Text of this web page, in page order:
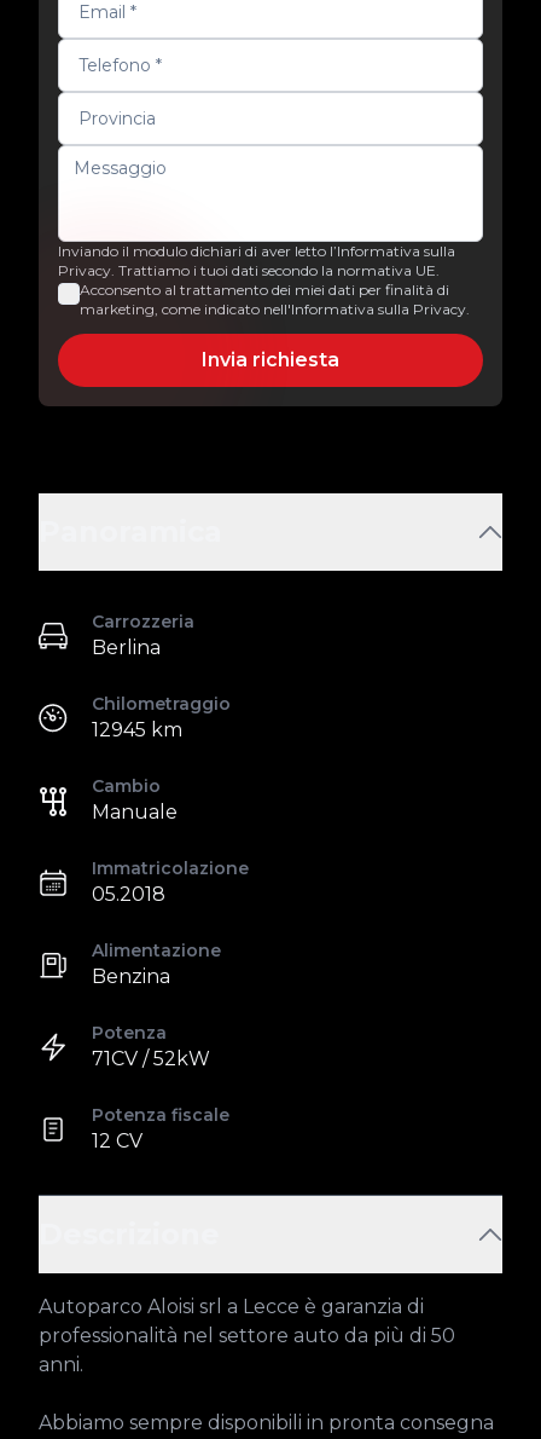
Inviando il modulo dichiari di aver letto l’Informativa sulla
Privacy. Trattiamo i tuoi dati secondo la normativa UE.
Acconsento al trattamento dei miei dati per finalità di
marketing, come indicato nell'Informativa sulla Privacy.
Invia richiesta
Carrozzeria
Berlina
Chilometraggio
12945 km
Cambio
Manuale
Immatricolazione
05.2018
Alimentazione
Benzina
Potenza
71CV / 52kW
Potenza fiscale
12 CV
Autoparco Aloisi srl a Lecce è garanzia di
professionalità nel settore auto da più di 50
anni.
Abbiamo sempre disponibili in pronta consegna